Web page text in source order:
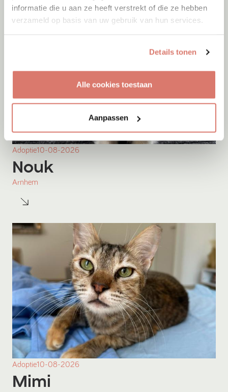
informatie die u aan ze heeft verstrekt of die ze hebben
verzameld op basis van uw gebruik van hun services.
Details tonen
Alle cookies toestaan
Aanpassen
Adoptie10-08-2026
Nouk
Arnhem
Adoptie10-08-2026
Mimi